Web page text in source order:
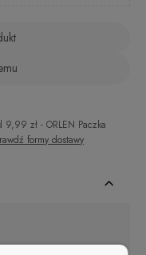
9,99 zł - ORLEN Paczka
formy dostawy